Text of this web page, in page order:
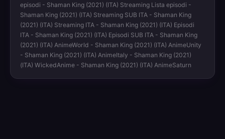
episodi - Shaman King (2021) (ITA) Streaming Lista episodi -
Shaman King (2021) (ITA) Streaming SUB ITA - Shaman King
(2021) (ITA) Streaming ITA - Shaman King (2021) (ITA) Episodi
ITA - Shaman King (2021) (ITA) Episodi SUB ITA - Shaman King
(2021) (ITA) AnimeWorld - Shaman King (2021) (ITA) AnimeUnity
- Shaman King (2021) (ITA) AnimeItaly - Shaman King (2021)
(ITA) WickedAnime - Shaman King (2021) (ITA) AnimeSaturn